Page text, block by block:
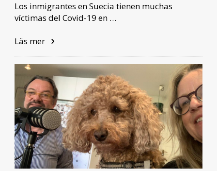
Los inmigrantes en Suecia tienen muchas
víctimas del Covid-19 en …
Läs mer